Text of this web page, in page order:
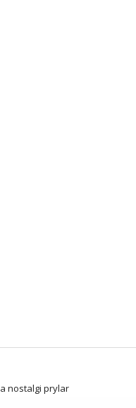
nostalgi prylar